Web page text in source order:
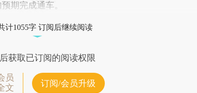
期完成通车。
计1055字 订阅后继续阅读
获取已订阅的阅读权限
员
文
订阅/会员升级